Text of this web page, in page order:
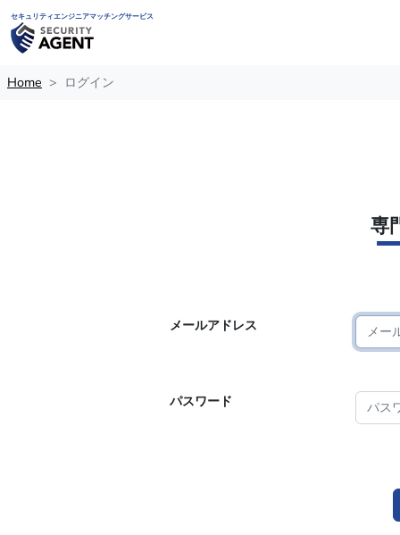
セキュリティエンジニアマッチングサービス
Home ログイン
専
メールアドレス
パスワード